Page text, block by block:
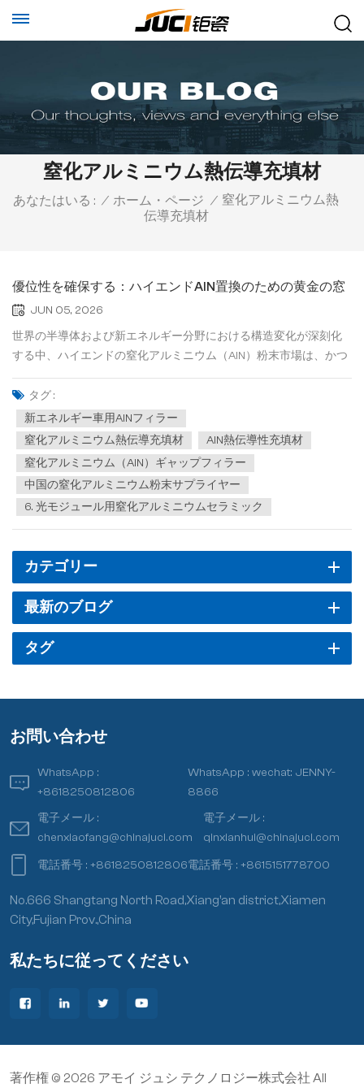
窒化アルミニウム熱伝導充填材
あなたはいる : / ホーム・ページ / 窒化アルミニウム熱
伝導充填材
優位性を確保する：ハイエンドAlN置換のための黄金の窓
JUN 05, 2026
世界の半導体および新エネルギー分野における構造変化が深刻化
する中、ハイエンドの窒化アルミニウム（AlN）粉末市場は、かつ
てない変革期を迎えています。競争優位性を求める調達担当者に
とって、この時期は単なるサプライチェーンの不測の事態にとど
まらず、コスト構造を再構築し、市場への対応力を強化するため
の戦略的...
タグ :
新エネルギー車用AlNフィラー
窒化アルミニウム熱伝導充填材
AlN熱伝導性充填材
窒化アルミニウム（AlN）ギャップフィラー
中国の窒化アルミニウム粉末サプライヤー
6. 光モジュール用窒化アルミニウムセラミック
カテゴリー
最新のブログ
タグ
お問い合わせ
WhatsApp :
+8618250812806
WhatsApp :wechat: JENNY-
8866
電子メール :
chenxiaofang@chinajuci.com
電子メール :
qinxianhui@chinajuci.com
電話番号 :+8618250812806電話番号 :+8615151778700
No.666 Shangtang North Road,Xiang’an district,Xiamen
City,Fujian Prov.,China
私たちに従ってください
著作権 © 2026 アモイ ジュシ テクノロジー株式会社 All